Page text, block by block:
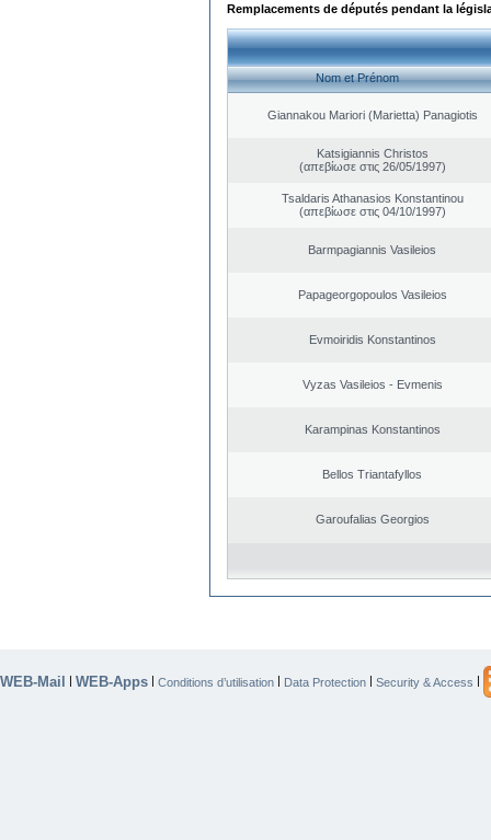
Remplacements de députés pendant la
Nom et Prénom
Giannakou Mariori (Marietta) Panagiotis
Katsigiannis Christos
(απεβίωσε στις 26/05/1997)
Tsaldaris Athanasios Konstantinou
(απεβίωσε στις 04/10/1997)
Barmpagiannis Vasileios
Papageorgopoulos Vasileios
Evmoiridis Konstantinos
Vyzas Vasileios - Evmenis
Karampinas Konstantinos
Bellos Triantafyllos
Garoufalias Georgios
WEB-Mail | WEB-Apps | Conditions d’utilisation | Data Protection | Security & Access |